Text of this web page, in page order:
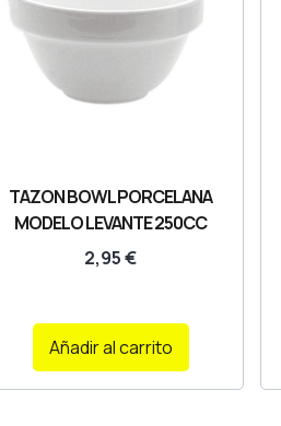
TAZON BOWL PORCELANA
MODELO LEVANTE 250CC
2,95€
Añadir al carrito